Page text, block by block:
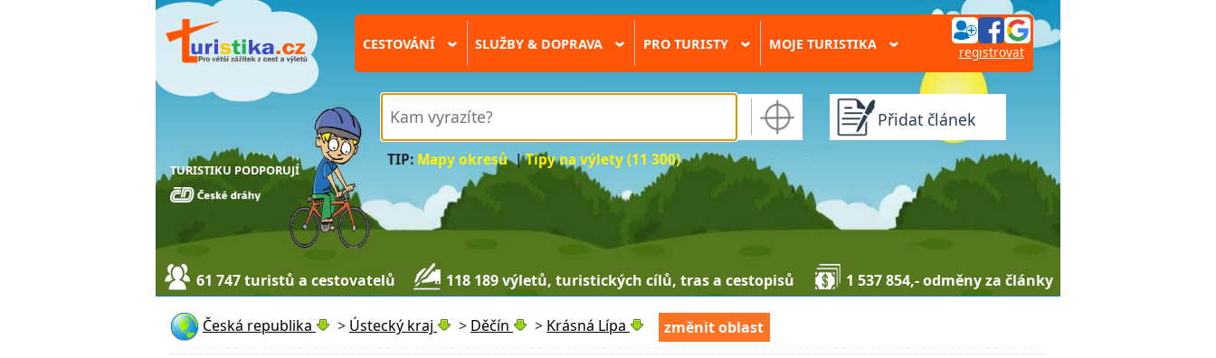
TURISTIKU PODPORUJÍ
CESTOVÁNÍ › SLUŽBY & DOPRAVA › PRO TURISTY › MOJE TURISTIKA › registrovat
TIP: Mapy okresů|Tipy na výlety (11 300)
Přidat článek
61 747 turistů a cestovatelů 118 189 výletů, turistických cílů, tras a cestopisů 1 537 854,- odměny za články
Česká republika > Ústecký kraj > Děčín > Krásná Lípa změnit oblast